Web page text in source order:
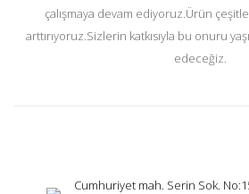
çalışmaya devam ediyoruz.Ürün
arttırıyoruz.Sizlerin katkısıyla bu onuru
edeceğiz.
Cumhuriyet mah. Serin Sok.